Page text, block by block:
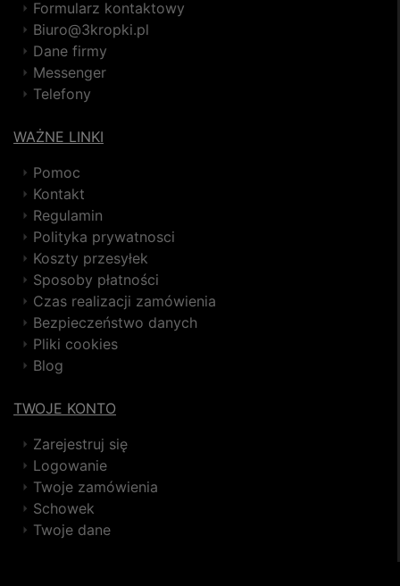
Formularz kontaktowy
Biuro@3kropki.pl
Dane firmy
Messenger
Telefony
WAŻNE LINKI
Pomoc
Kontakt
Regulamin
Polityka prywatnosci
Koszty przesyłek
Sposoby płatności
Czas realizacji zamówienia
Bezpieczeństwo danych
Pliki cookies
Blog
TWOJE KONTO
Zarejestruj się
Logowanie
Twoje zamówienia
Schowek
Twoje dane